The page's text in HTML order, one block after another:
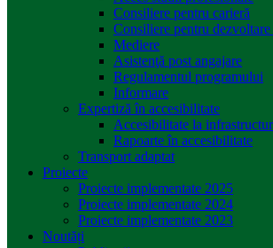
Consiliere pentru carieră
Consiliere pentru dezvoltare
Mediere
Asistenţă post angajare
Regulamentul programului
Informare
Expertiză în accesibilitate
Accesibilitate la
Rapoarte în accesibilitate
Transport adaptat
Proiecte
Proiecte implementate 2025
Proiecte implementate 2024
Proiecte implementate 2023
Noutăți